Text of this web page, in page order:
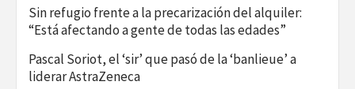
Sin refugio frente a la precarización del alquiler:
“Está afectando a gente de todas las edades”
Pascal Soriot, el ‘sir’ que pasó de la ‘banlieue’ a
liderar AstraZeneca